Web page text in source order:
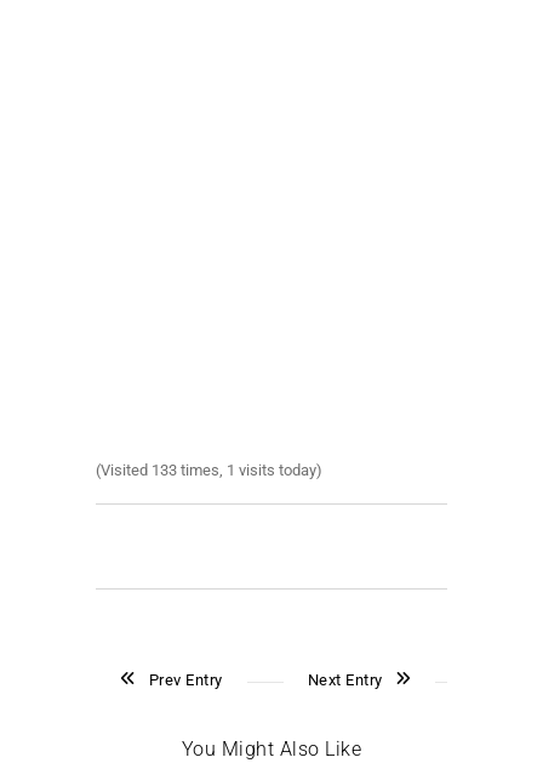
(Visited 133 times, 1 visits today)
Prev Entry Next Entry
You Might Also Like